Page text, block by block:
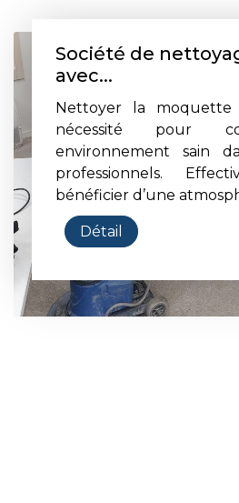
Société de
avec...
Nettoyer la moquette
nécessité pour
environnement sain
professionnels.
bénéficier d’une
Détail